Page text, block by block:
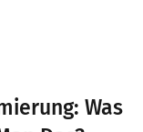
Was